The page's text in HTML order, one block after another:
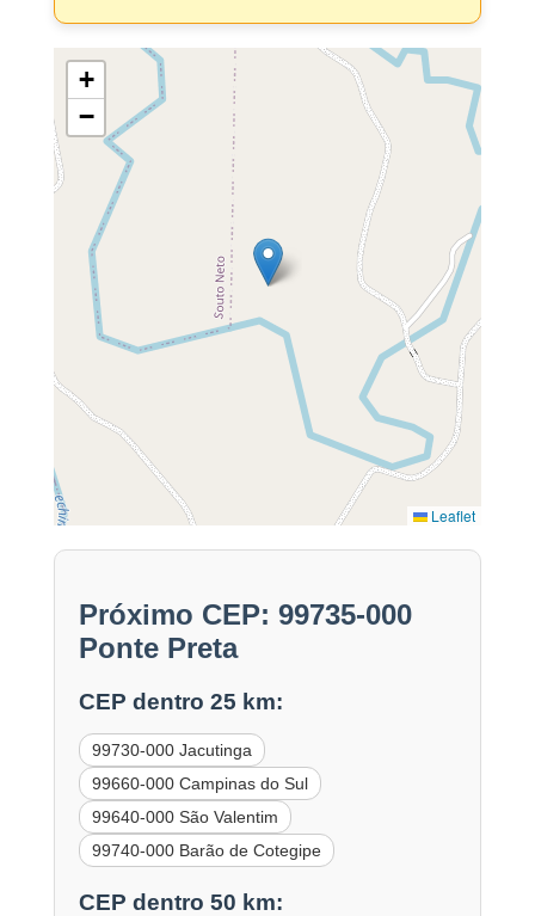
+
−
Leaflet
Próximo CEP: 99735-000
Ponte Preta
CEP dentro 25 km:
99730-000 Jacutinga
99660-000 Campinas do Sul
99640-000 São Valentim
99740-000 Barão de Cotegipe
CEP dentro 50 km: